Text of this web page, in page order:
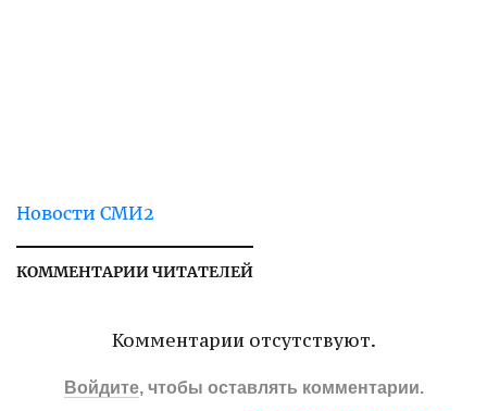
Новости СМИ2
КОММЕНТАРИИ ЧИТАТЕЛЕЙ
Комментарии отсутствуют.
Войдите, чтобы оставлять комментарии.